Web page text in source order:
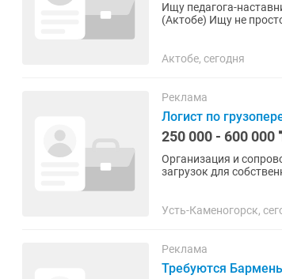
Ищу педагога-
(Актобе) Ищу не
Актобе, сегодня
Реклама
Логист по
250 000 - 600 000
Организация и
загрузок для собственного
Усть-Каменогорск,
Реклама
Требуются